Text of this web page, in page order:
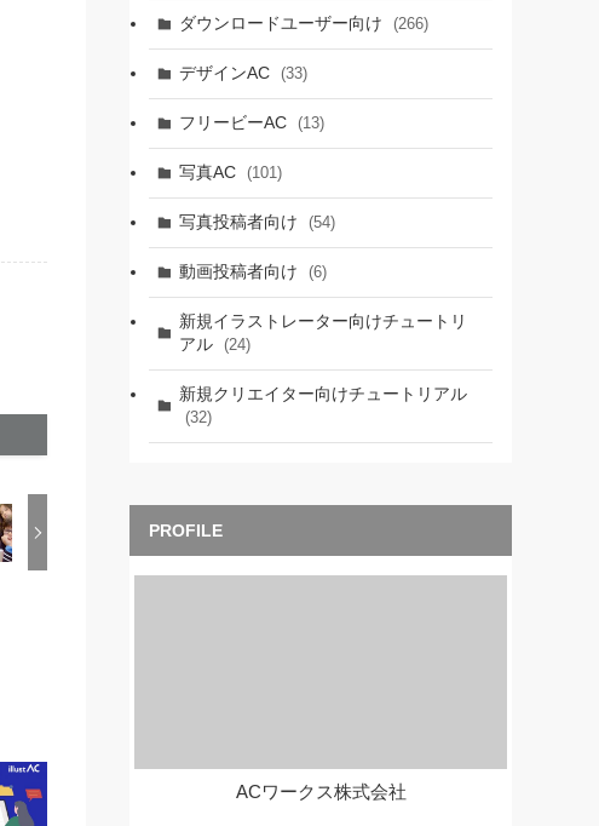
ダウンロードユーザー向け (266)
デザインAC (33)
フリービーAC (13)
写真AC (101)
写真投稿者向け (54)
動画投稿者向け (6)
新規イラストレーター向けチュートリ
アル (24)
新規クリエイター向けチュートリアル
(32)
ACワークス株式会社